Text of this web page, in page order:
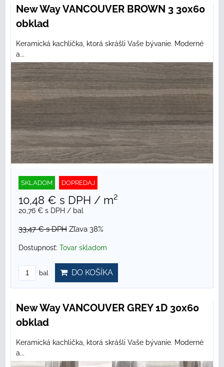
New Way VANCOUVER BROWN 3 30x60
obklad
Keramická kachlička, ktorá skrášli Vaše bývanie. Moderné
a...
SKLADOM DOPREDAJ
10,48 € s DPH / m²
20,76 € s DPH / bal
33,47 €s DPH Zľava 38%
Dostupnosť: Tovar skladom
bal DO KOŠÍKA
New Way VANCOUVER GREY 1D 30x60
obklad
Keramická kachlička, ktorá skrášli Vaše bývanie. Moderné
a...